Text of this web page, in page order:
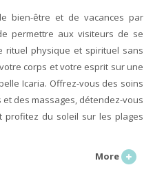
bien-être et de vacances par
permettre aux visiteurs de se
rituel physique et spirituel sans
corps et votre esprit sur une
Icaria. Offrez-vous des soins
des massages, détendez-vous
profitez du soleil sur les plages
More